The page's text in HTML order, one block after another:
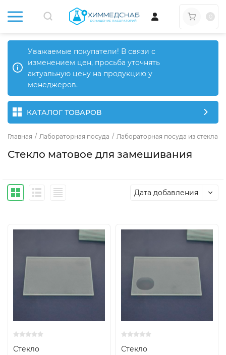
Уважаемые покупатели! В связи с
изменением цен, просьба уточнять
актуальную цену на продукцию у
менеджеров.
КАТАЛОГ ТОВАРОВ
Главная / Лабораторная посуда / Лабораторная посуда из стекла
Стекло матовое для замешивания
Дата добавления
Стекло
Стекло